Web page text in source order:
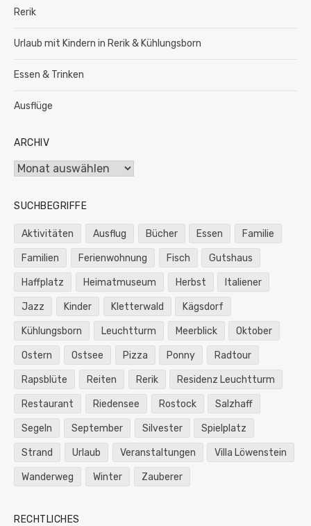
Rerik
Urlaub mit Kindern in Rerik & Kühlungsborn
Essen & Trinken
Ausflüge
ARCHIV
Archiv
SUCHBEGRIFFE
Aktivitäten Ausflug Bücher Essen Familie
Familien Ferienwohnung Fisch Gutshaus
Haffplatz Heimatmuseum Herbst Italiener
Jazz Kinder Kletterwald Kägsdorf
Kühlungsborn Leuchtturm Meerblick Oktober
Ostern Ostsee Pizza Ponny Radtour
Rapsblüte Reiten Rerik Residenz Leuchtturm
Restaurant Riedensee Rostock Salzhaff
Segeln September Silvester Spielplatz
Strand Urlaub Veranstaltungen Villa Löwenstein
Wanderweg Winter Zauberer
RECHTLICHES